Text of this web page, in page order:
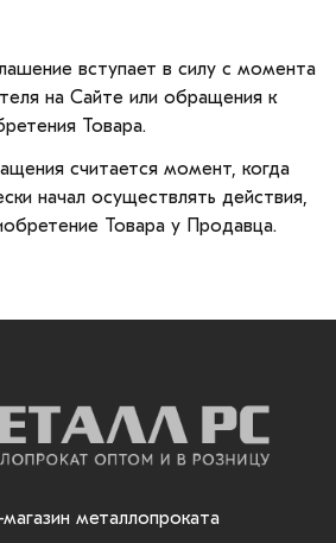
вступает в силу с момента
на Сайте или обращения к
Товара.
считается момент, когда
начал осуществлять действия,
Товара у Продавца.
металлопроката